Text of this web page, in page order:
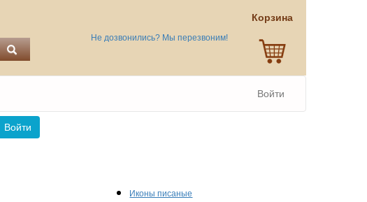
Не дозвонились? Мы перезвоним!
Корзина
Войти
Войти
Иконы писаные